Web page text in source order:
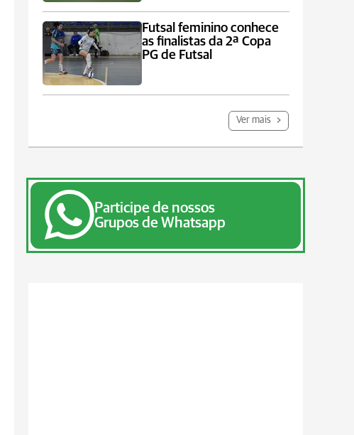
Futsal feminino conhece
as finalistas da 2ª Copa
PG de Futsal
Ver mais
Participe de nossos
Grupos de Whatsapp